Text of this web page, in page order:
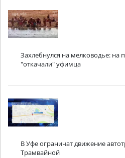
Захлебнулся на мелководье: на
"откачали" уфимца
В Уфе ограничат движение
Трамвайной